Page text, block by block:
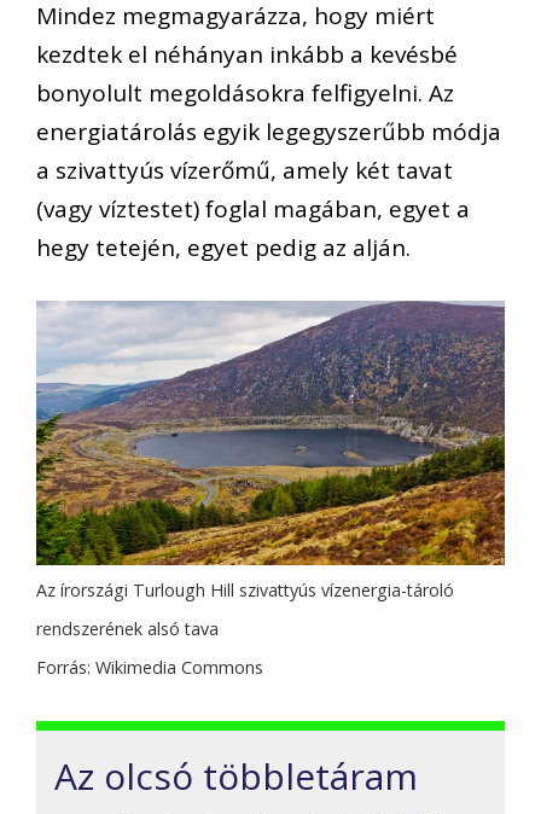
Mindez megmagyarázza, hogy miért
kezdtek el néhányan inkább a kevésbé
bonyolult megoldásokra felfigyelni. Az
energiatárolás egyik legegyszerűbb módja
a szivattyús vízerőmű, amely két tavat
(vagy víztestet) foglal magában, egyet a
hegy tetején, egyet pedig az alján.
Az írországi Turlough Hill szivattyús vízenergia-tároló
rendszerének alsó tava
Forrás: Wikimedia Commons
Az olcsó többletáram